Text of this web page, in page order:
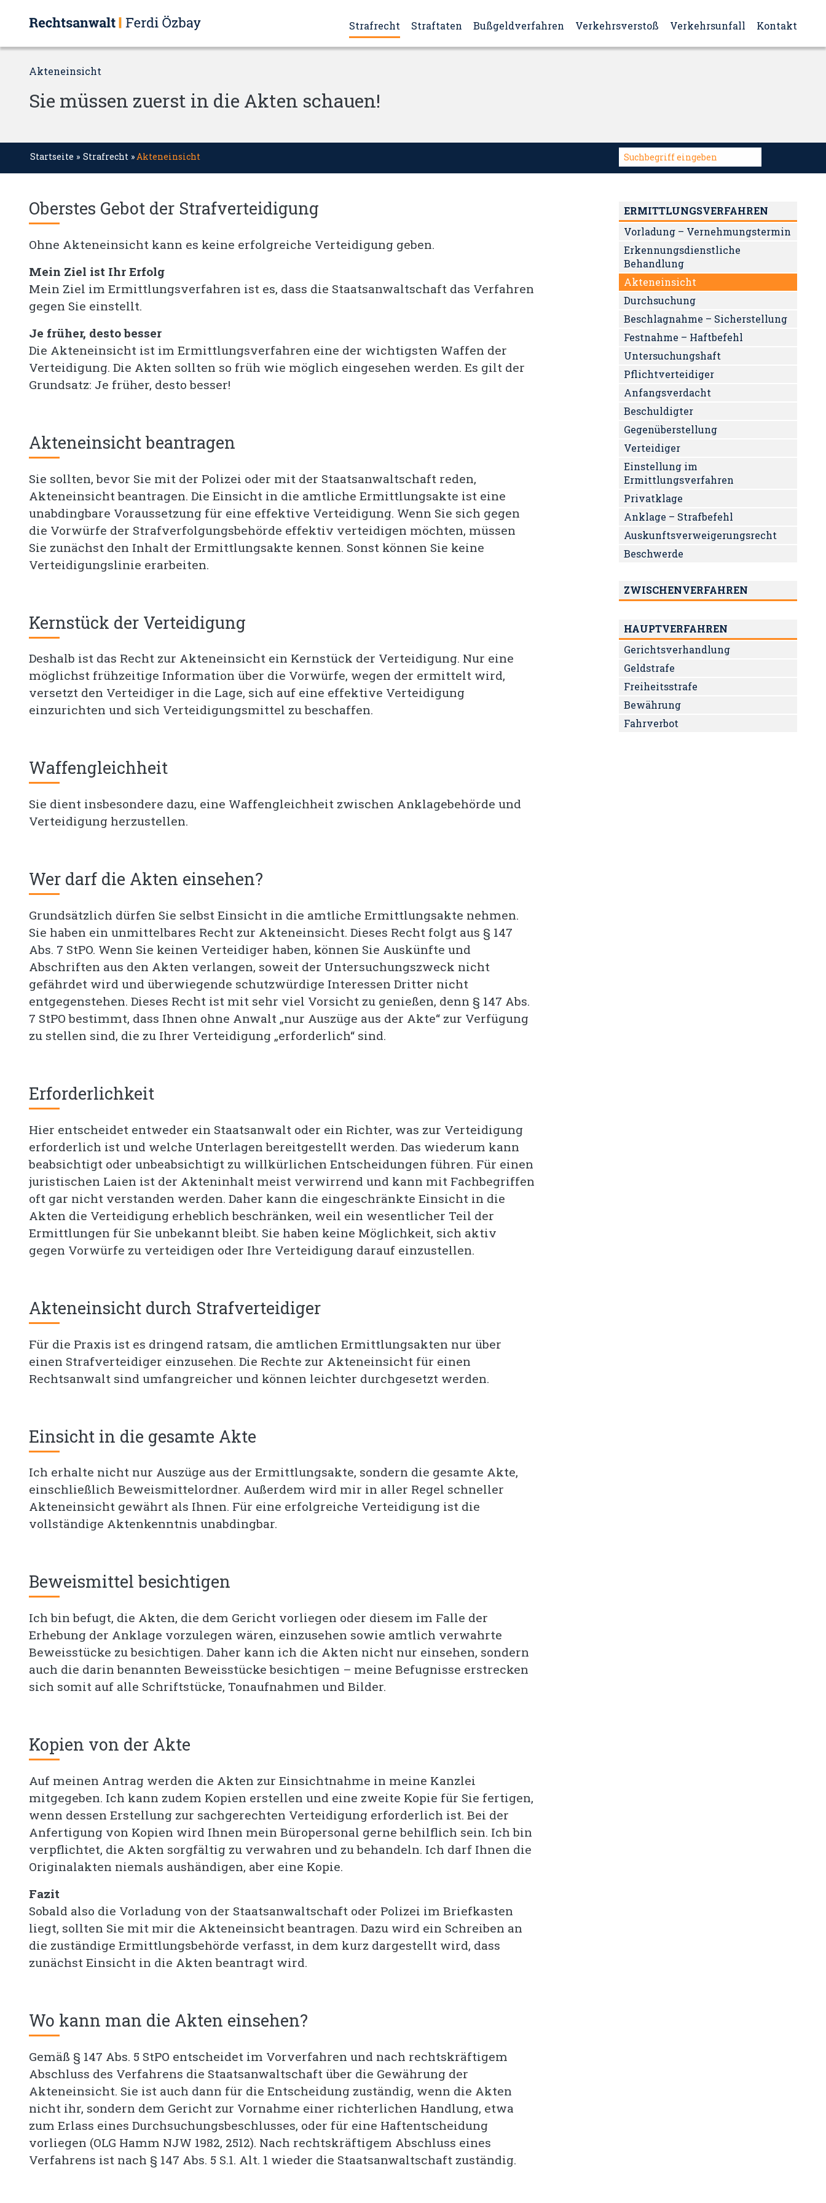
Strafrecht Straftaten Bußgeldverfahren Verkehrsverstoß Verkehrsunfall Kontakt
Akteneinsicht
Sie müssen zuerst in die Akten schauen!
Startseite » Strafrecht »Akteneinsicht
Oberstes Gebot der Strafverteidigung
Ohne Akteneinsicht kann es keine erfolgreiche Verteidigung geben.
Mein Ziel ist Ihr Erfolg
Mein Ziel im Ermittlungsverfahren ist es, dass die Staatsanwaltschaft das Verfahren
gegen Sie einstellt.
Je früher, desto besser
Die Akteneinsicht ist im Ermittlungsverfahren eine der wichtigsten Waffen der
Verteidigung. Die Akten sollten so früh wie möglich eingesehen werden. Es gilt der
Grundsatz: Je früher, desto besser!
Akteneinsicht beantragen
Sie sollten, bevor Sie mit der Polizei oder mit der Staatsanwaltschaft reden,
Akteneinsicht beantragen. Die Einsicht in die amtliche Ermittlungsakte ist eine
unabdingbare Voraussetzung für eine effektive Verteidigung. Wenn Sie sich gegen
die Vorwürfe der Strafverfolgungsbehörde effektiv verteidigen möchten, müssen
Sie zunächst den Inhalt der Ermittlungsakte kennen. Sonst können Sie keine
Verteidigungslinie erarbeiten.
Kernstück der Verteidigung
Deshalb ist das Recht zur Akteneinsicht ein Kernstück der Verteidigung. Nur eine
möglichst frühzeitige Information über die Vorwürfe, wegen der ermittelt wird,
versetzt den Verteidiger in die Lage, sich auf eine effektive Verteidigung
einzurichten und sich Verteidigungsmittel zu beschaffen.
Waffengleichheit
Sie dient insbesondere dazu, eine Waffengleichheit zwischen Anklagebehörde und
Verteidigung herzustellen.
Wer darf die Akten einsehen?
Grundsätzlich dürfen Sie selbst Einsicht in die amtliche Ermittlungsakte nehmen.
Sie haben ein unmittelbares Recht zur Akteneinsicht. Dieses Recht folgt aus § 147
Abs. 7 StPO. Wenn Sie keinen Verteidiger haben, können Sie Auskünfte und
Abschriften aus den Akten verlangen, soweit der Untersuchungszweck nicht
gefährdet wird und überwiegende schutzwürdige Interessen Dritter nicht
entgegenstehen. Dieses Recht ist mit sehr viel Vorsicht zu genießen, denn § 147 Abs.
7 StPO bestimmt, dass Ihnen ohne Anwalt „nur Auszüge aus der Akte“ zur Verfügung
zu stellen sind, die zu Ihrer Verteidigung „erforderlich“ sind.
Erforderlichkeit
Hier entscheidet entweder ein Staatsanwalt oder ein Richter, was zur Verteidigung
erforderlich ist und welche Unterlagen bereitgestellt werden. Das wiederum kann
beabsichtigt oder unbeabsichtigt zu willkürlichen Entscheidungen führen. Für einen
juristischen Laien ist der Akteninhalt meist verwirrend und kann mit Fachbegriffen
oft gar nicht verstanden werden. Daher kann die eingeschränkte Einsicht in die
Akten die Verteidigung erheblich beschränken, weil ein wesentlicher Teil der
Ermittlungen für Sie unbekannt bleibt. Sie haben keine Möglichkeit, sich aktiv
gegen Vorwürfe zu verteidigen oder Ihre Verteidigung darauf einzustellen.
Akteneinsicht durch Strafverteidiger
Für die Praxis ist es dringend ratsam, die amtlichen Ermittlungsakten nur über
einen Strafverteidiger einzusehen. Die Rechte zur Akteneinsicht für einen
Rechtsanwalt sind umfangreicher und können leichter durchgesetzt werden.
Einsicht in die gesamte Akte
Ich erhalte nicht nur Auszüge aus der Ermittlungsakte, sondern die gesamte Akte,
einschließlich Beweismittelordner. Außerdem wird mir in aller Regel schneller
Akteneinsicht gewährt als Ihnen. Für eine erfolgreiche Verteidigung ist die
vollständige Aktenkenntnis unabdingbar.
Beweismittel besichtigen
Ich bin befugt, die Akten, die dem Gericht vorliegen oder diesem im Falle der
Erhebung der Anklage vorzulegen wären, einzusehen sowie amtlich verwahrte
Beweisstücke zu besichtigen. Daher kann ich die Akten nicht nur einsehen, sondern
auch die darin benannten Beweisstücke besichtigen – meine Befugnisse erstrecken
sich somit auf alle Schriftstücke, Tonaufnahmen und Bilder.
Kopien von der Akte
Auf meinen Antrag werden die Akten zur Einsichtnahme in meine Kanzlei
mitgegeben. Ich kann zudem Kopien erstellen und eine zweite Kopie für Sie fertigen,
wenn dessen Erstellung zur sachgerechten Verteidigung erforderlich ist. Bei der
Anfertigung von Kopien wird Ihnen mein Büropersonal gerne behilflich sein. Ich bin
verpflichtet, die Akten sorgfältig zu verwahren und zu behandeln. Ich darf Ihnen die
Originalakten niemals aushändigen, aber eine Kopie.
Fazit
Sobald also die Vorladung von der Staatsanwaltschaft oder Polizei im Briefkasten
liegt, sollten Sie mit mir die Akteneinsicht beantragen. Dazu wird ein Schreiben an
die zuständige Ermittlungsbehörde verfasst, in dem kurz dargestellt wird, dass
zunächst Einsicht in die Akten beantragt wird.
Wo kann man die Akten einsehen?
Gemäß § 147 Abs. 5 StPO entscheidet im Vorverfahren und nach rechtskräftigem
Abschluss des Verfahrens die Staatsanwaltschaft über die Gewährung der
Akteneinsicht. Sie ist auch dann für die Entscheidung zuständig, wenn die Akten
nicht ihr, sondern dem Gericht zur Vornahme einer richterlichen Handlung, etwa
zum Erlass eines Durchsuchungsbeschlusses, oder für eine Haftentscheidung
vorliegen (OLG Hamm NJW 1982, 2512). Nach rechtskräftigem Abschluss eines
Verfahrens ist nach § 147 Abs. 5 S.1. Alt. 1 wieder die Staatsanwaltschaft zuständig.
ERMITTLUNGSVERFAHREN
Vorladung – Vernehmungstermin
Erkennungsdienstliche
Behandlung
Akteneinsicht
Durchsuchung
Beschlagnahme – Sicherstellung
Festnahme – Haftbefehl
Untersuchungshaft
Pflichtverteidiger
Anfangsverdacht
Beschuldigter
Gegenüberstellung
Verteidiger
Einstellung im
Ermittlungsverfahren
Privatklage
Anklage – Strafbefehl
Auskunftsverweigerungsrecht
Beschwerde
ZWISCHENVERFAHREN
HAUPTVERFAHREN
Gerichtsverhandlung
Geldstrafe
Freiheitsstrafe
Bewährung
Fahrverbot